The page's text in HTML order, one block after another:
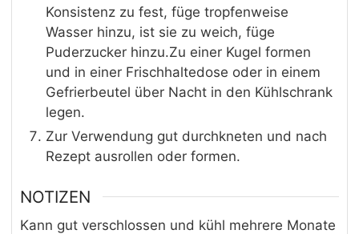
Konsistenz zu fest, füge tropfenweise
Wasser hinzu, ist sie zu weich, füge
Puderzucker hinzu.Zu einer Kugel formen
und in einer Frischhaltedose oder in einem
Gefrierbeutel über Nacht in den Kühlschrank
legen.
Zur Verwendung gut durchkneten und nach
Rezept ausrollen oder formen.
NOTIZEN
Kann gut verschlossen und kühl mehrere Monate